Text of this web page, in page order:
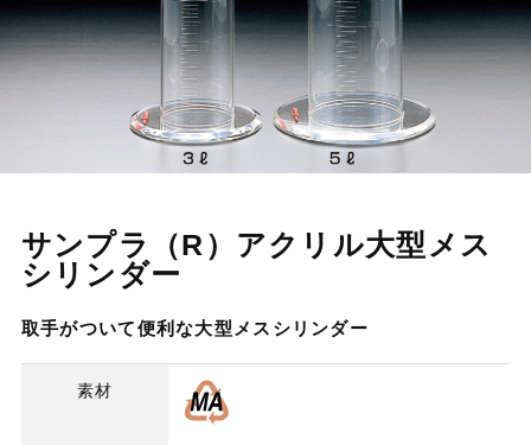
サンプラ（R）アクリル大型メス
シリンダー
取手がついて便利な大型メスシリンダー
素材